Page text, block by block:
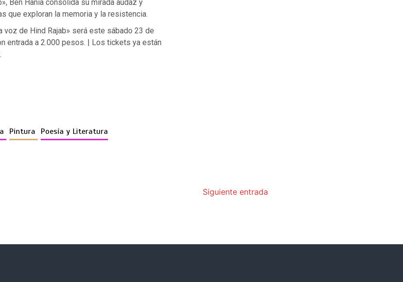
Ben Hania consolida su mirada audaz y
que exploran la memoria y la resistencia.
voz de Hind Rajab» será este sábado 23 de
entrada a 2.000 pesos. | Los tickets ya están
.
Pintura Poesía y Literatura
Siguiente entrada